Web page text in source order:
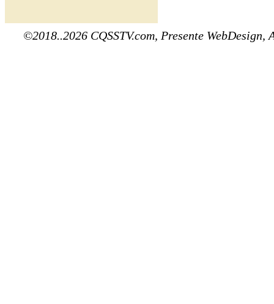
©2018..2026 CQSSTV.com, Presente WebDesign,